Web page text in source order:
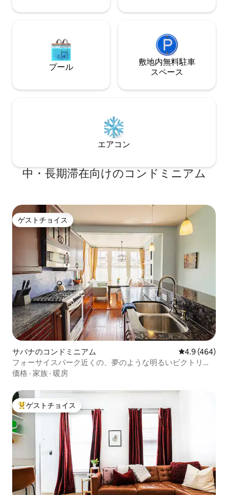
プール
敷地内無料駐⁠車
ス⁠ペ⁠ー⁠ス
エアコン
中・長期滞在向けのコンドミニアム
ゲストチョイス
ゲストチョイス
サバナのコンドミニアム レビュー464
4.9 (464)
フォーサイスパーク近くの、夢のような明るいビクトリア
朝風コンドミニアム
価格 · 家族 · 暖房
大好評のゲストチョイスです。
ゲストチョイス